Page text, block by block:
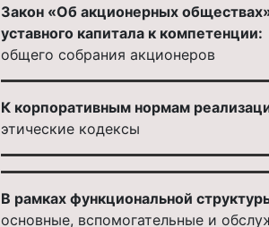
Закон «Об акционерных
уставного капитала к компетенции:
общего собрания акционеров
К корпоративным нормам
этические кодексы
В рамках функциональной
основные, вспомогательные и